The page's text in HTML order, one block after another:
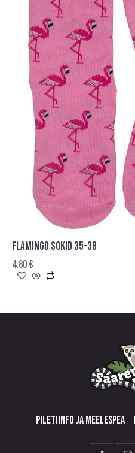
FLAMINGO SOKID 35-38
4,80€
PILETIINFO JA MEELESPEA